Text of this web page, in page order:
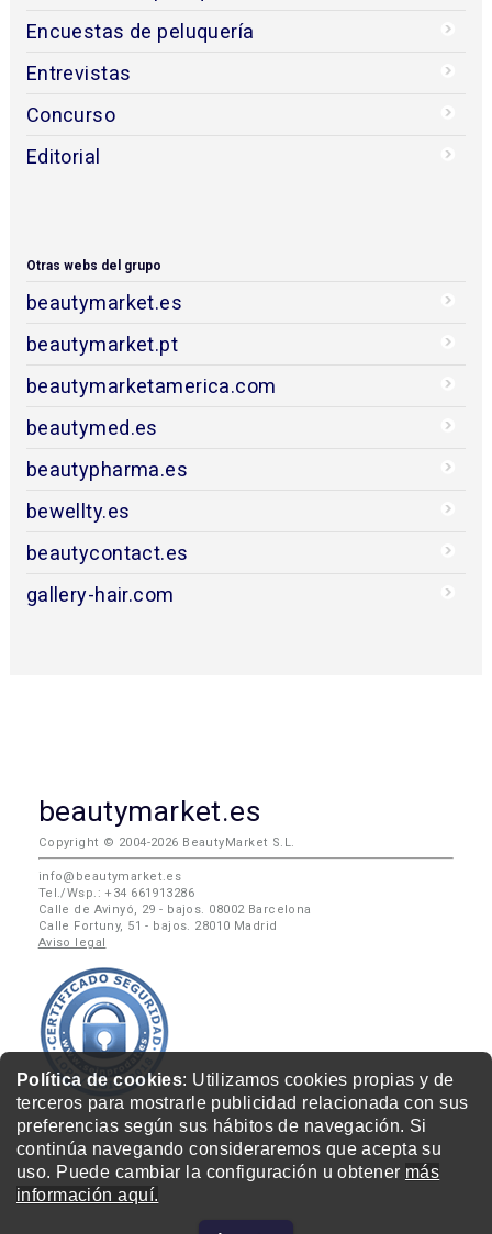
Política de cookies: Utilizamos cookies propias y de
terceros para mostrarle publicidad relacionada con sus
preferencias según sus hábitos de navegación. Si
continúa navegando consideraremos que acepta su
uso. Puede cambiar la configuración u obtener más
información aquí.
Encuestas de peluquería
Entrevistas
Concurso
Editorial
Otras webs del grupo
beautymarket.es
beautymarket.pt
beautymarketamerica.com
beautymed.es
beautypharma.es
bewellty.es
beautycontact.es
gallery-hair.com
beautymarket.es
Copyright © 2004-2026 BeautyMarket S.L.
info@beautymarket.es
Tel./Wsp.: +34 661913286
Calle de Avinyó, 29 - bajos. 08002 Barcelona
Calle Fortuny, 51 - bajos. 28010 Madrid
Aviso legal